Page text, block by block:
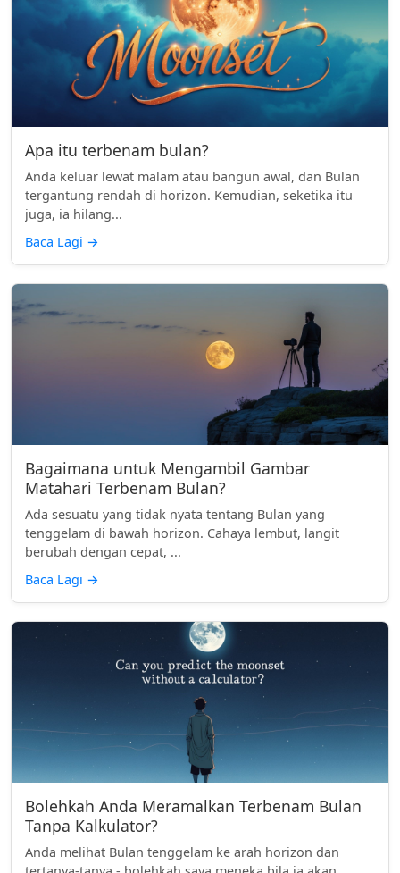
Apa itu terbenam bulan?
Anda keluar lewat malam atau bangun awal, dan Bulan
tergantung rendah di horizon. Kemudian, seketika itu
juga, ia hilang...
Baca Lagi →
Bagaimana untuk Mengambil Gambar
Matahari Terbenam Bulan?
Ada sesuatu yang tidak nyata tentang Bulan yang
tenggelam di bawah horizon. Cahaya lembut, langit
berubah dengan cepat, ...
Baca Lagi →
Bolehkah Anda Meramalkan Terbenam Bulan
Tanpa Kalkulator?
Anda melihat Bulan tenggelam ke arah horizon dan